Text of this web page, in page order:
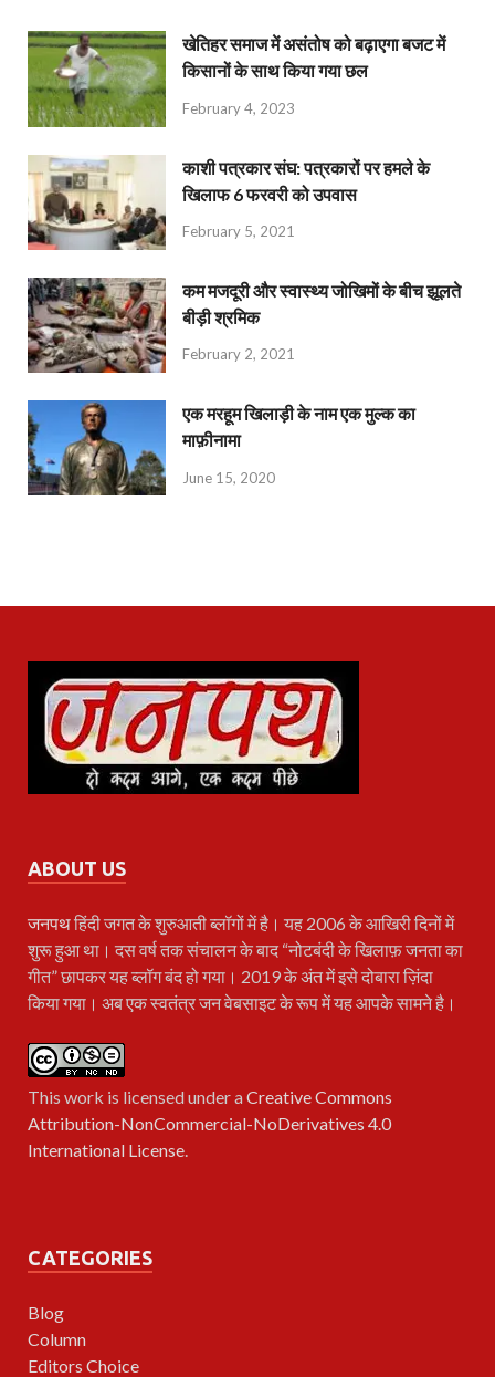
खेतिहर समाज में असंतोष को बढ़ाएगा बजट में
किसानों के साथ किया गया छल
February 4, 2023
काशी पत्रकार संघ: पत्रकारों पर हमले के
खिलाफ 6 फरवरी को उपवास
February 5, 2021
कम मजदूरी और स्वास्थ्य जोखिमों के बीच झूलते
बीड़ी श्रमिक
February 2, 2021
एक मरहूम खिलाड़ी के नाम एक मुल्क का
माफ़ीनामा
June 15, 2020
ABOUT US
जनपथहिंदी जगत के शुरुआती ब्लॉगों में है। यह 2006 के आखिरी दिनों में
शुरू हुआ था। दस वर्ष तक संचालन के बाद “नोटबंदी के खिलाफ़ जनता का
गीत” छापकर यह ब्लॉग बंद हो गया। 2019 के अंत में इसे दोबारा ज़िंदा
किया गया। अब एक स्वतंत्र जन वेबसाइट के रूप में यह आपके सामने है।
This work is licensed under aCreative Commons
Attribution-NonCommercial-NoDerivatives 4.0
International License.
CATEGORIES
Blog
Column
Editors Choice